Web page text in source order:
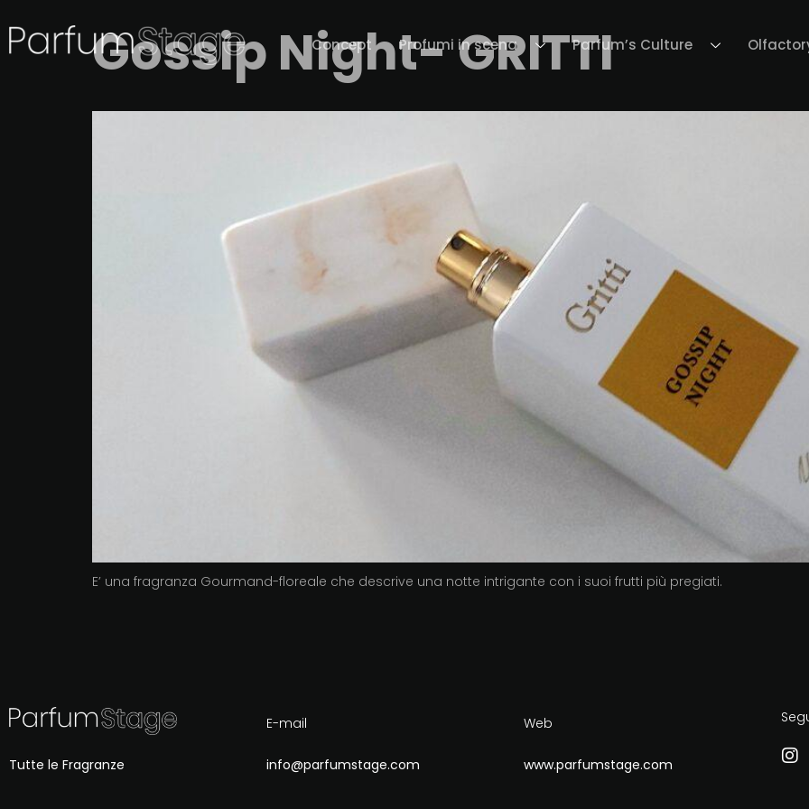
Concept Profumi in scena Parfum’s Culture
Gossip Night- GRITTI
E’ una fragranza Gourmand-floreale che descrive una notte intrigante con i suoi frutti più pregiati.
Tutte le Fragranze
E-mail
info@parfumstage.com
Web
www.parfumstage.com